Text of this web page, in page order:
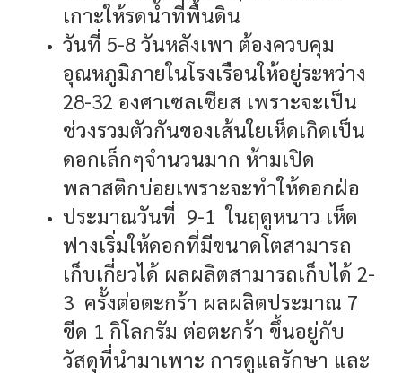
เกาะให้รดน้ำที่พื้นดิน
วันที่ 5-8 วันหลังเพา ต้องควบคุม
อุณหภูมิภายในโรงเรือนให้อยู่ระหว่าง
28-32 องศาเซลเซียส เพราะจะเป็น
ช่วงรวมตัวกันของเส้นใยเห็ดเกิดเป็น
ดอกเล็กๆจำนวนมาก ห้ามเปิด
พลาสติกบ่อยเพราะจะทำให้ดอกฝ่อ
ประมาณวันที่ 9-1 ในฤดูหนาว เห็ด
ฟางเริ่มให้ดอกที่มีขนาดโตสามารถ
เก็บเกี่ยวได้ ผลผลิตสามารถเก็บได้ 2-
3 ครั้งต่อตะกร้า ผลผลิตประมาณ 7
ขีด 1 กิโลกรัม ต่อตะกร้า ขึ้นอยู่กับ
วัสดุที่นำมาเพาะ การดูแลรักษา และ